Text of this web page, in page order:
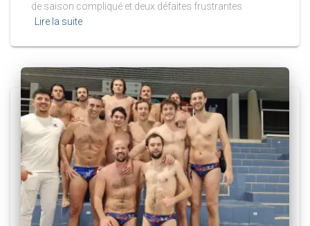
de saison compliqué et deux défaites frustrantes
Lire la suite